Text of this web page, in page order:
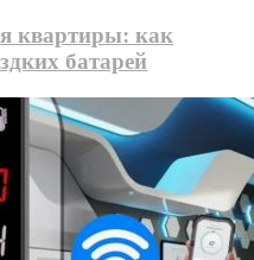
квартиры: как
батарей